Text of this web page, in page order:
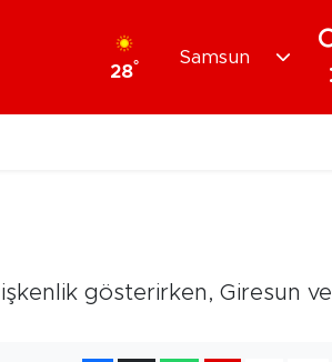
28°
Samsun
gösterirken, Giresun ve